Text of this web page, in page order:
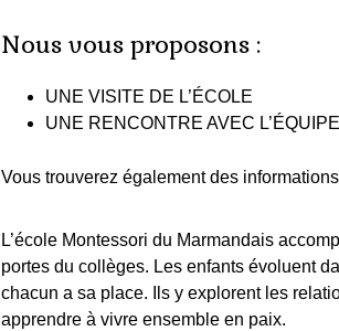
Nous vous proposons :
UNE VISITE DE L’ÉCOLE
UNE RENCONTRE AVEC
Vous trouverez également des
L’école Montessori du Marmandais
portes du collèges. Les enfants évoluent
chacun a sa place. Ils y explorent les
apprendre à vivre ensemble en paix.